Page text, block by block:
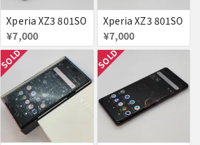
Xperia XZ3 801SO
¥7,000
Xperia XZ3 801SO
¥7,000
SOLD SOLD